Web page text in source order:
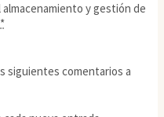
y gestión de
*
siguientes comentarios a